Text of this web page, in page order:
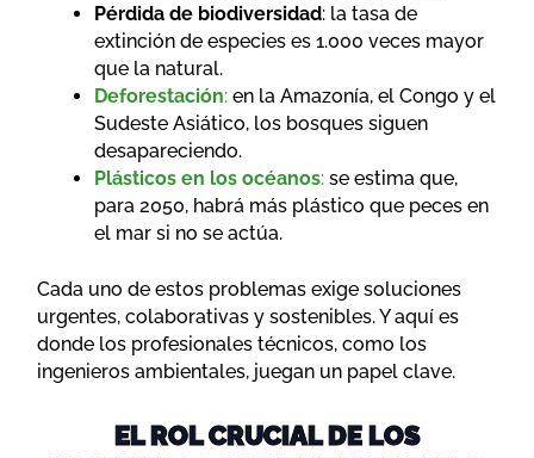
Pérdida de biodiversidad: la tasa de
extinción de especies es 1.000 veces mayor
que la natural.
Deforestación: en la Amazonía, el Congo y el
Sudeste Asiático, los bosques siguen
desapareciendo.
Plásticos en los océanos: se estima que,
para 2050, habrá más plástico que peces en
el mar si no se actúa.
Cada uno de estos problemas exige soluciones
urgentes, colaborativas y sostenibles. Y aquí es
donde los profesionales técnicos, como los
ingenieros ambientales, juegan un papel clave.
EL ROL CRUCIAL DE LOS